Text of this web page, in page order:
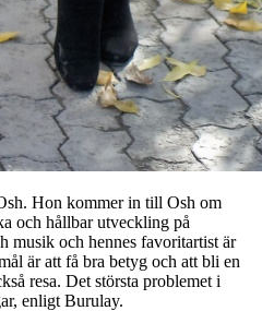
Hon kommer in till Osh om
och hållbar utveckling på
musik och hennes favoritartist är
är att få bra betyg och att bli en
resa. Det största problemet i
enligt Burulay.